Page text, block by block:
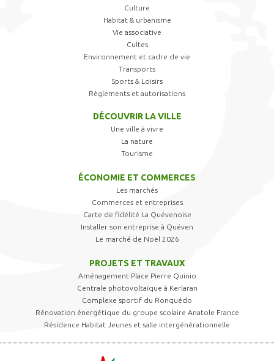
Culture
Habitat & urbanisme
Vie associative
Cultes
Environnement et cadre de vie
Transports
Sports & Loisirs
Règlements et autorisations
DÉCOUVRIR LA VILLE
Une ville à vivre
La nature
Tourisme
ÉCONOMIE ET COMMERCES
Les marchés
Commerces et entreprises
Carte de fidélité La Quévenoise
Installer son entreprise à Quéven
Le marché de Noël 2026
PROJETS ET TRAVAUX
Aménagement Place Pierre Quinio
Centrale photovoltaïque à Kerlaran
Complexe sportif du Ronquédo
Rénovation énergétique du groupe scolaire Anatole France
Résidence Habitat Jeunes et salle intergénérationnelle